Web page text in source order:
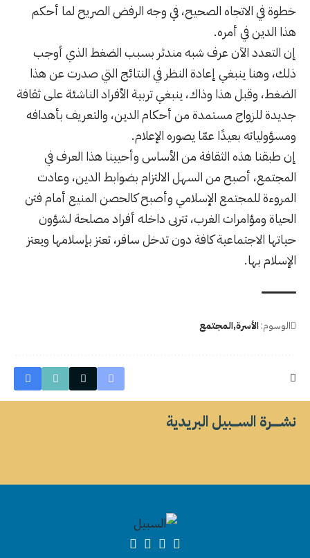
خطوة في الاتجاه الصحيح، في وجه الرفض الصريح لما أحكم
هذا الدين في أمره.
إن التعدد الآن عرف شبه مندثر بسبب الضغط الذي أوجب
ذلك، وهنا ينبغي إعادة النظر في النتائج التي صدرت عن هذا
الضغط، وقبل هذا وذاك، ينبغي تربية الأفراد الناشئة على ثقافة
جديدة للزواج مستمدة من أحكام الدين، والتعريف بأهدافه
ومسؤولياته بعيدًا عمّا يصوره الإعلام.
إن طبقنا هذه الثقافة من الأساس وأحيينا هذا العرف في
المجتمع، أصبح من السهل الالتزام بضوابط الدين، وعادت
المروءة للمجتمع الإسلامي وأصبح كالحصن المنيع أمام فتن
الحياة ومؤامرات الغرب، تتربى داخله أفراد مصلحة لشؤون
حياتها الاجتماعية كافة دون تدخل سافر، تعتز بإسلامها ويعتز
الإسلام بها.
الوسوم:الأسرةالمجتمع
نشــــــرة الســــبيل البريدية